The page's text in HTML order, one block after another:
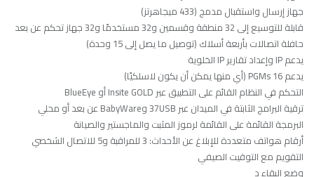
جهاز إرسال واستقبال مدمج (433 ميجاهرتز)
قابلة للتوسيع إلى 32 منطقة وقسمين و32 مستخدمًا و32 جهاز تحكم عن بعد
حافلة اتصالات بأربعة أسلاك (توصيل ما يصل إلى 15 وحدة)
يدعم IP وإعداد تقارير IP الخلوية
يدعم 16 PGMs (أي منها يمكن أن يكون لاسلكيًا)
التحكم في النظام القائم على التطبيق عبر Insite GOLD أو BlueEye
ترقية البرامج الثابتة في الميدان عبر 37USB وBabyWare عن بعد أو محلي
البرمجة القائمة على القائمة لرموز المثبت والماجستير والصيانة
أرقام هواتف متعددة للإبلاغ عن الأحداث: 3 للمراقبة و5 للاتصال الشخصي
التقويم مع التوقيت الصيفي
وضع البقاء د